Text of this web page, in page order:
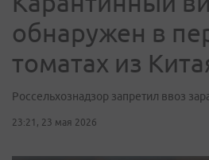
обнаружен в
томатах из
Россельхознадзор запретил ввоз
23:21, 23 мая 2026